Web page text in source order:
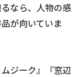
なら、人物の感
が向いていま
ジーク』『窓辺